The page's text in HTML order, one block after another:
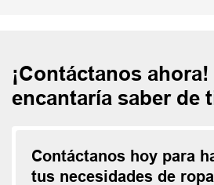
¡Contáctanos ahora!
encantaría saber de
Contáctanos hoy para
tus necesidades de